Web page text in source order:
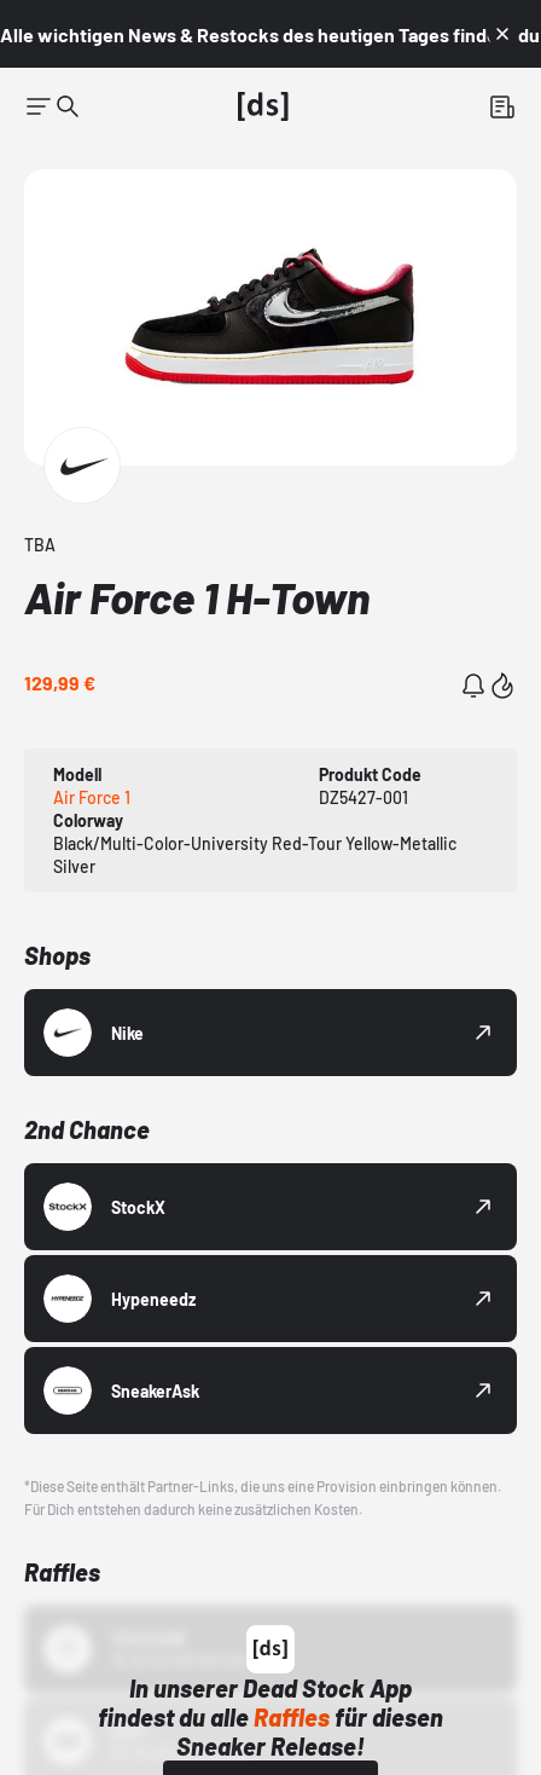
Alle wichtigen News & Restocks des heutigen Tages findest du
TBA
Air Force 1 H-Town
129,99 €
Modell
Air Force 1
Produkt Code
DZ5427-001
Colorway
Black/Multi-Color-University Red-Tour Yellow-Metallic
Silver
Shops
Nike
2nd Chance
StockX
Hypeneedz
SneakerAsk
*Diese Seite enthält Partner-Links, die uns eine Provision einbringen können.
Für Dich entstehen dadurch keine zusätzlichen Kosten.
Raffles
In unserer Dead Stock App
findest du alleRafflesfür diesen
Sneaker Release!
Bstn
01.10.22 00:00 Uhr